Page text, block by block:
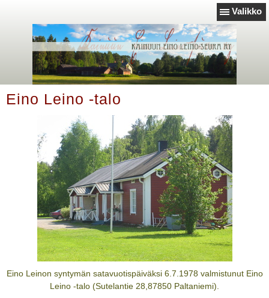
Valikko
Eino Leino -talo
Eino Leinon syntymän satavuotispäiväksi 6.7.1978 valmistunut Eino
Leino -talo (Sutelantie 28,87850 Paltaniemi).